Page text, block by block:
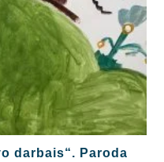
darbais“. Paroda